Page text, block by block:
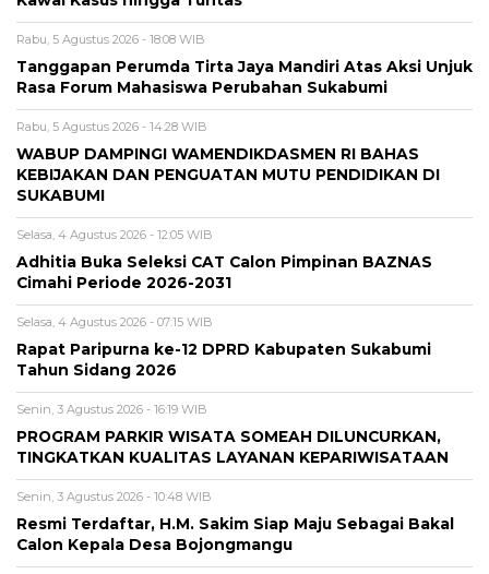
Rabu, 5 Agustus 2026 - 18:08 WIB
Tanggapan Perumda Tirta Jaya Mandiri Atas Aksi Unjuk
Rasa Forum Mahasiswa Perubahan Sukabumi
Rabu, 5 Agustus 2026 - 14:28 WIB
WABUP DAMPINGI WAMENDIKDASMEN RI BAHAS
KEBIJAKAN DAN PENGUATAN MUTU PENDIDIKAN DI
SUKABUMI
Selasa, 4 Agustus 2026 - 12:05 WIB
Adhitia Buka Seleksi CAT Calon Pimpinan BAZNAS
Cimahi Periode 2026-2031
Selasa, 4 Agustus 2026 - 07:15 WIB
Rapat Paripurna ke-12 DPRD Kabupaten Sukabumi
Tahun Sidang 2026
Senin, 3 Agustus 2026 - 16:19 WIB
PROGRAM PARKIR WISATA SOMEAH DILUNCURKAN,
TINGKATKAN KUALITAS LAYANAN KEPARIWISATAAN
Senin, 3 Agustus 2026 - 10:48 WIB
Resmi Terdaftar, H.M. Sakim Siap Maju Sebagai Bakal
Calon Kepala Desa Bojongmangu